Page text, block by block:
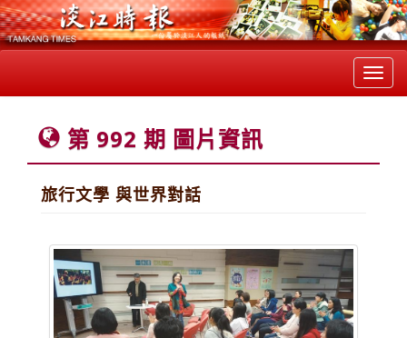
第 992 期 圖片資訊
旅行文學 與世界對話